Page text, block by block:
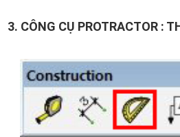
3. CÔNG CỤ PROTRACTOR :